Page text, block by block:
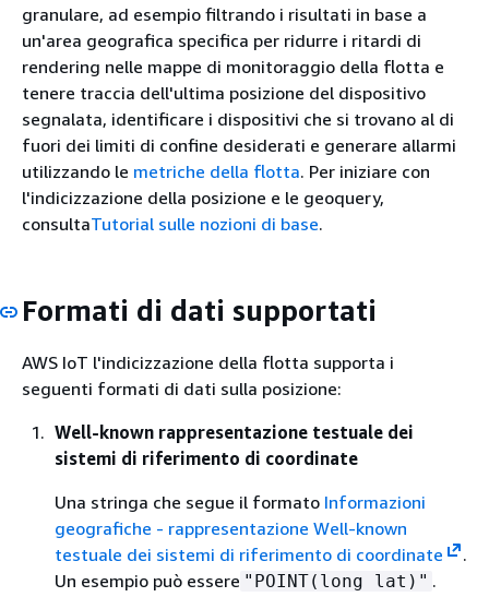
granulare, ad esempio filtrando i risultati in base a
un'area geografica specifica per ridurre i ritardi di
rendering nelle mappe di monitoraggio della flotta e
tenere traccia dell'ultima posizione del dispositivo
segnalata, identificare i dispositivi che si trovano al di
fuori dei limiti di confine desiderati e generare allarmi
utilizzando le metriche della flotta. Per iniziare con
l'indicizzazione della posizione e le geoquery,
consultaTutorial sulle nozioni di base.
Formati di dati supportati
AWS IoT l'indicizzazione della flotta supporta i
seguenti formati di dati sulla posizione:
Well-known rappresentazione testuale dei
sistemi di riferimento di coordinate
Una stringa che segue il formato Informazioni
geografiche - rappresentazione Well-known
testuale dei sistemi di riferimento di coordinate
.
Un esempio può essere "POINT(long lat)" .